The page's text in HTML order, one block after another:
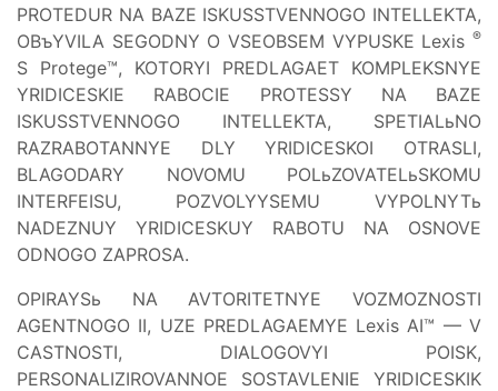
PROTEDUR NA BAZE ISKUSSTVENNOGO INTELLEKTA,
OBъYVILA SEGODNY O VSEOBSEM VYPUSKE Lexis ®
S Protege™, KOTORYI PREDLAGAET KOMPLEKSNYE
YRIDICESKIE RABOCIE PROTESSY NA BAZE
ISKUSSTVENNOGO INTELLEKTA, SPETIALьNO
RAZRABOTANNYE DLY YRIDICESKOI OTRASLI,
BLAGODARY NOVOMU POLьZOVATELьSKOMU
INTERFEISU, POZVOLYYSEMU VYPOLNYTь
NADEZNUY YRIDICESKUY RABOTU NA OSNOVE
ODNOGO ZAPROSA.
OPIRAYSь NA AVTORITETNYE VOZMOZNOSTI
AGENTNOGO II, UZE PREDLAGAEMYE Lexis AI™ — V
CASTNOSTI, DIALOGOVYI POISK,
PERSONALIZIROVANNOE SOSTAVLENIE YRIDICESKIK